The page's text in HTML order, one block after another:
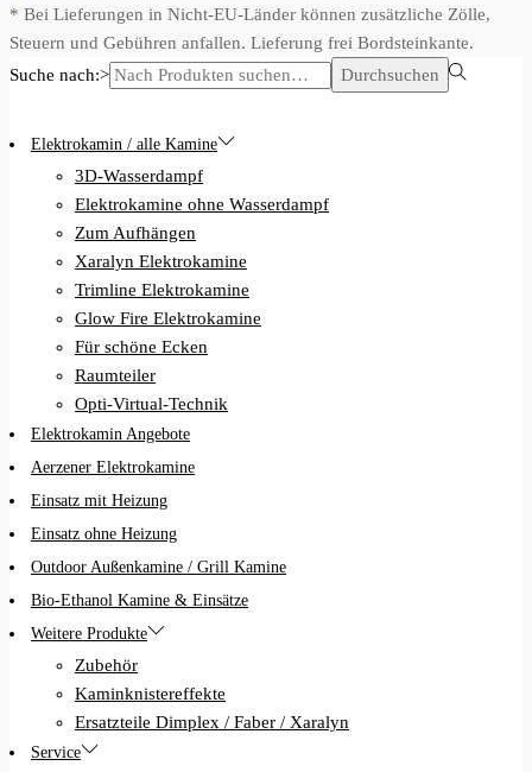
* Bei Lieferungen in Nicht-EU-Länder können zusätzliche Zölle,
Steuern und Gebühren anfallen. Lieferung frei Bordsteinkante.
Suche nach:>
Durchsuchen
Elektrokamin / alle Kamine
3D-Wasserdampf
Elektrokamine ohne Wasserdampf
Zum Aufhängen
Xaralyn Elektrokamine
Trimline Elektrokamine
Glow Fire Elektrokamine
Für schöne Ecken
Raumteiler
Opti-Virtual-Technik
Elektrokamin Angebote
Aerzener Elektrokamine
Einsatz mit Heizung
Einsatz ohne Heizung
Outdoor Außenkamine / Grill Kamine
Bio-Ethanol Kamine & Einsätze
Weitere Produkte
Zubehör
Kaminknistereffekte
Ersatzteile Dimplex / Faber / Xaralyn
Service